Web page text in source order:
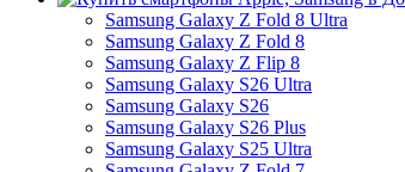
Samsung Galaxy Z Fold 8 Ultra
Samsung Galaxy Z Fold 8
Samsung Galaxy Z Flip 8
Samsung Galaxy S26 Ultra
Samsung Galaxy S26
Samsung Galaxy S26 Plus
Samsung Galaxy S25 Ultra